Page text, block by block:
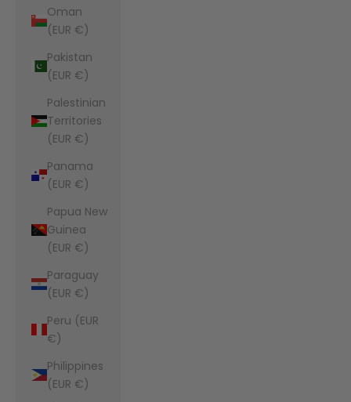
Oman
(EUR €)
Pakistan
(EUR €)
Palestinian
Territories
(EUR €)
Panama
(EUR €)
Papua New
Guinea
(EUR €)
Paraguay
(EUR €)
Peru (EUR
€)
Philippines
(EUR €)